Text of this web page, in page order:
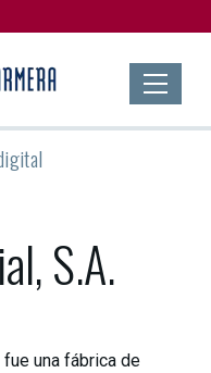
S.A.
fue una fábrica de